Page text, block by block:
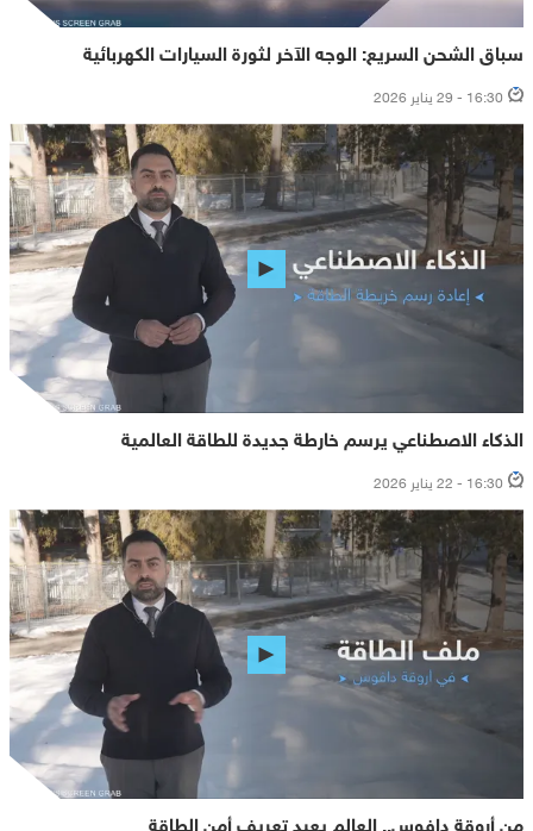
سباق الشحن السريع: الوجه الآخر لثورة السيارات الكهربائية
16:30 - 29 يناير 2026
الذكاء الاصطناعي يرسم خارطة جديدة للطاقة العالمية
16:30 - 22 يناير 2026
من أروقة دافوس.. العالم يعيد تعريف أمن الطاقة